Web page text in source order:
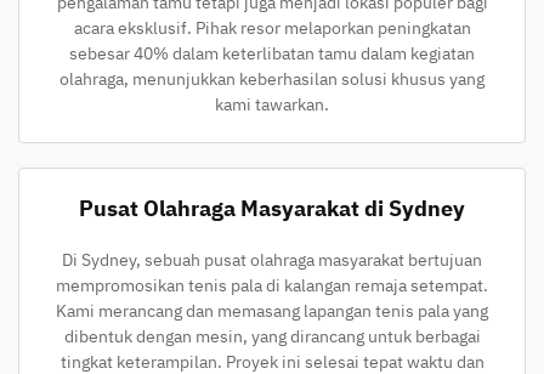
acara eksklusif. Pihak resor melaporkan peningkatan
sebesar 40% dalam keterlibatan tamu dalam kegiatan
olahraga, menunjukkan keberhasilan solusi khusus yang
kami tawarkan.
Pusat Olahraga Masyarakat di Sydney
Di Sydney, sebuah pusat olahraga masyarakat bertujuan
mempromosikan tenis pala di kalangan remaja setempat.
Kami merancang dan memasang lapangan tenis pala yang
dibentuk dengan mesin, yang dirancang untuk berbagai
tingkat keterampilan. Proyek ini selesai tepat waktu dan